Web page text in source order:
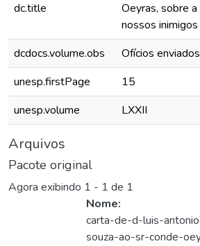
dc.title
Oeyras, sobre
nossos inimigos
dcdocs.volume.obs
Ofícios
unesp.firstPage
15
unesp.volume
LXXII
Arquivos
Pacote original
Agora exibindo 1 - 1 de 1
Nome:
carta-de-d-luis-
souza-ao-sr-conde-